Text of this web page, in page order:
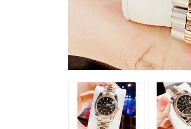
Christian
Sant
Coach
Franklin